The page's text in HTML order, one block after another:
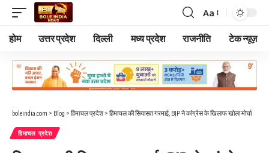
Font
Resizer
Aa
होम उत्तर प्रदेश दिल्ली मध्य प्रदेश राजनीति टेक न्यूज़
boleindia.com > Blog > हिमाचल प्रदेश> हिमाचल की सियासत गरमाई, BJP ने कांग्रेस के खिलाफ खोला मोर्चा
हिमाचल प्रदेश